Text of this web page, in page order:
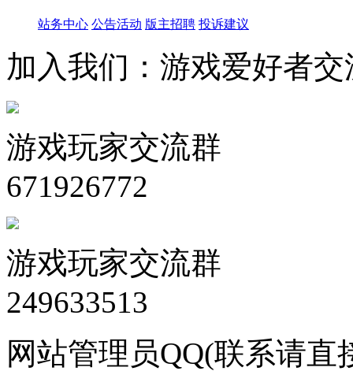
站务中心 公告活动 版主招聘 投诉建议
加入我们：游戏爱好者交
游戏玩家交流群
671926772
游戏玩家交流群
249633513
网站管理员QQ(联系请直